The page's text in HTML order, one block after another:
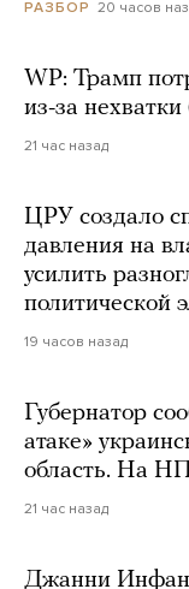
РАЗБОР 20 часов
WP: Трамп
из-за
21 час назад
ЦРУ создало
давления на
усилить
политической
19 часов назад
Губернатор
атаке»
область. На
21 час назад
Джанни